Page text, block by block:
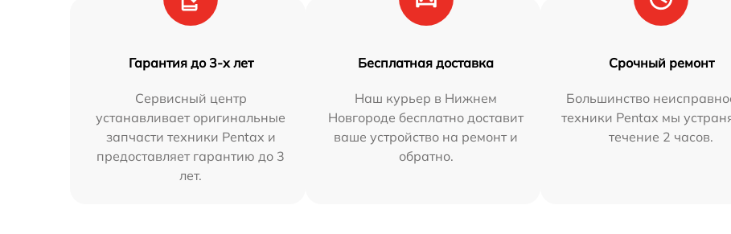
Гарантия до 3-х лет
Сервисный центр
устанавливает оригинальные
запчасти техники Pentax и
предоставляет гарантию до 3
лет.
Бесплатная доставка
Наш курьер в Нижнем
Новгороде бесплатно доставит
ваше устройство на ремонт и
обратно.
Срочный ремонт
Большинство
техники Pentax мы
течение 2 часов.